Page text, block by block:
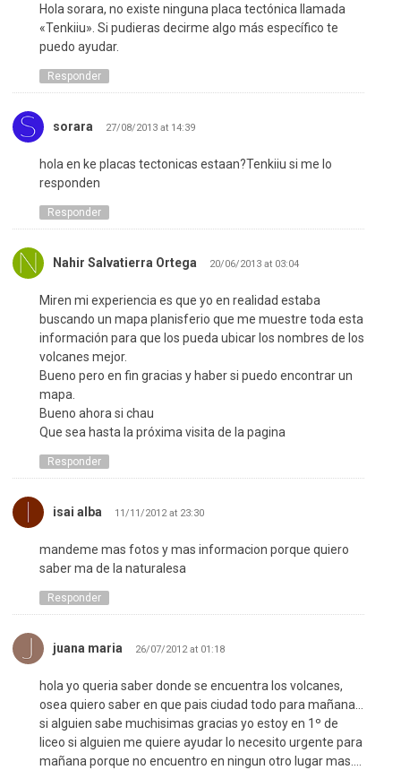
Hola sorara, no existe ninguna placa tectónica llamada
«Tenkiiu». Si pudieras decirme algo más específico te
puedo ayudar.
Responder
sorara 27/08/2013 at 14:39
hola en ke placas tectonicas estaan?Tenkiiu si me lo
responden
Responder
Nahir Salvatierra Ortega 20/06/2013 at 03:04
Miren mi experiencia es que yo en realidad estaba
buscando un mapa planisferio que me muestre toda esta
información para que los pueda ubicar los nombres de los
volcanes mejor.
Bueno pero en fin gracias y haber si puedo encontrar un
mapa.
Bueno ahora si chau
Que sea hasta la próxima visita de la pagina
Responder
isai alba 11/11/2012 at 23:30
mandeme mas fotos y mas informacion porque quiero
saber ma de la naturalesa
Responder
juana maria 26/07/2012 at 01:18
hola yo queria saber donde se encuentra los volcanes,
osea quiero saber en que pais ciudad todo para mañana…
si alguien sabe muchisimas gracias yo estoy en 1º de
liceo si alguien me quiere ayudar lo necesito urgente para
mañana porque no encuentro en ningun otro lugar mas….